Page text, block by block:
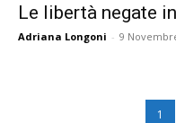
Le libertà negate
Adriana Longoni - 9
1